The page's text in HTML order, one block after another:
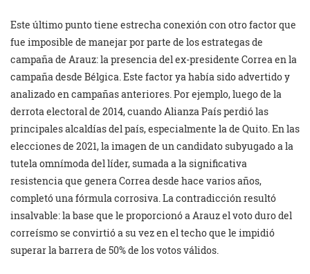
Este último punto tiene estrecha conexión con otro factor que
fue imposible de manejar por parte de los estrategas de
campaña de Arauz: la presencia del ex-presidente Correa en la
campaña desde Bélgica. Este factor ya había sido advertido y
analizado en campañas anteriores. Por ejemplo, luego de la
derrota electoral de 2014, cuando Alianza País perdió las
principales alcaldías del país, especialmente la de Quito. En las
elecciones de 2021, la imagen de un candidato subyugado a la
tutela omnímoda del líder, sumada a la significativa
resistencia que genera Correa desde hace varios años,
completó una fórmula corrosiva. La contradicción resultó
insalvable: la base que le proporcionó a Arauz el voto duro del
correísmo se convirtió a su vez en el techo que le impidió
superar la barrera de 50% de los votos válidos.